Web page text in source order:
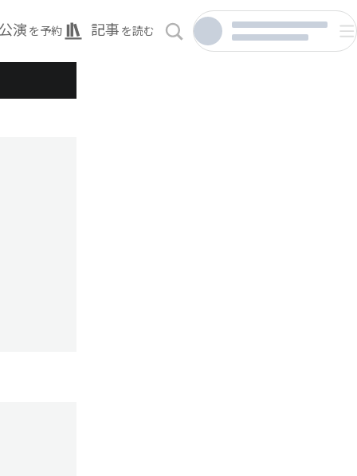
演 を予約 記事 を読む